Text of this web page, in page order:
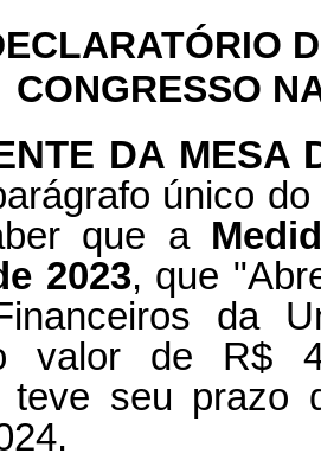
CONGRESSO
DA MESA
único
que a
2023, que
da
valor de R$
teve seu prazo